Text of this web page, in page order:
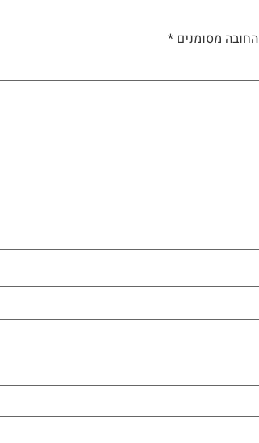
מסומנים *